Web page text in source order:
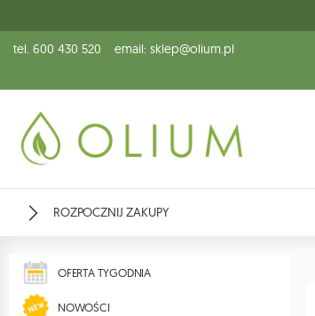
tel. 600 430 520 email: sklep@olium.pl
ROZPOCZNIJ ZAKUPY
OFERTA TYGODNIA
NOWOŚCI